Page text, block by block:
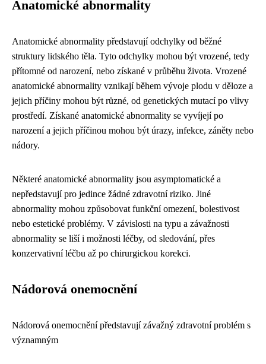
Anatomické abnormality
Anatomické abnormality představují odchylky od běžné
struktury lidského těla. Tyto odchylky mohou být vrozené, tedy
přítomné od narození, nebo získané v průběhu života. Vrozené
anatomické abnormality vznikají během vývoje plodu v děloze a
jejich příčiny mohou být různé, od genetických mutací po vlivy
prostředí. Získané anatomické abnormality se vyvíjejí po
narození a jejich příčinou mohou být úrazy, infekce, záněty nebo
nádory.
Některé anatomické abnormality jsou asymptomatické a
nepředstavují pro jedince žádné zdravotní riziko. Jiné
abnormality mohou způsobovat funkční omezení, bolestivost
nebo estetické problémy. V závislosti na typu a závažnosti
abnormality se liší i možnosti léčby, od sledování, přes
konzervativní léčbu až po chirurgickou korekci.
Nádorová onemocnění
Nádorová onemocnění představují závažný zdravotní problém s
významným